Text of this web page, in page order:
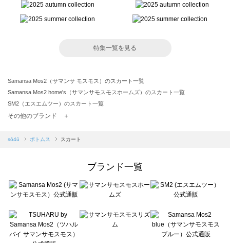
特集一覧を見る
Samansa Mos2（サマンサ モスモス）のスカート一覧
Samansa Mos2 home's（サマンサモスモスホームズ）のスカート一覧
SM2（エスエムツー）のスカート一覧
TSUHARU by Samansa Mos2（ツハルバイサマンサモスモス）のスカート一覧
Samansa Mos2 blue（サマンサモスモス ブルー）のスカート一覧
sō4ū（ソウフォーユー）のスカート一覧
Te chichi（テチチ）のスカート一覧
Te chichi CLASSIC（テチチ クラシック）のスカート一覧
Lugnoncure（ルノンキュール）のスカート一覧
BETTY'S BLUE（べティーズブルー）のスカート一覧
Wpc.（ワールドパーティー）のスカート一覧
その他のブランド ＋
sō4ū ボトムス スカート
ブランド一覧